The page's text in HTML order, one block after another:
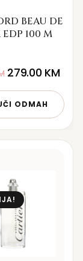
BEAU DE
EDP 100 M
279.00 KM
ODMAH